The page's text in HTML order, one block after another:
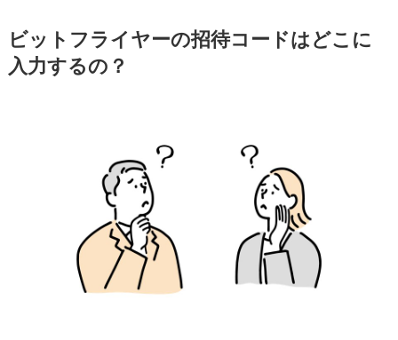
ビットフライヤーの招待コードはどこに
入力するの？